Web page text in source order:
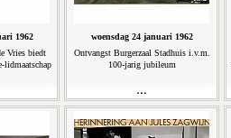
1962
Vries biedt
lidmaatschap
woensdag 24 januari 1962
Ontvangst Burgerzaal Stadhuis i.v.m.
100-jarig jubileum